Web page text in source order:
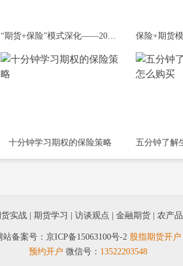
“期货+保险”模式深化——2026年“保险
十分钟学习期权的保险策略
实战 期货学习 访谈观点 金融期货 农产品
站备案号： 京ICP备15063100号-2 股指期货开户
预约开户 微信号： 13522203548